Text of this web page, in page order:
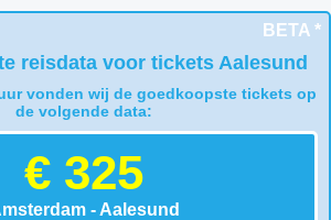
BETA *
reisdata voor tickets Aalesund
vonden wij de goedkoopste tickets op
de volgende data:
€ 325
- Aalesund